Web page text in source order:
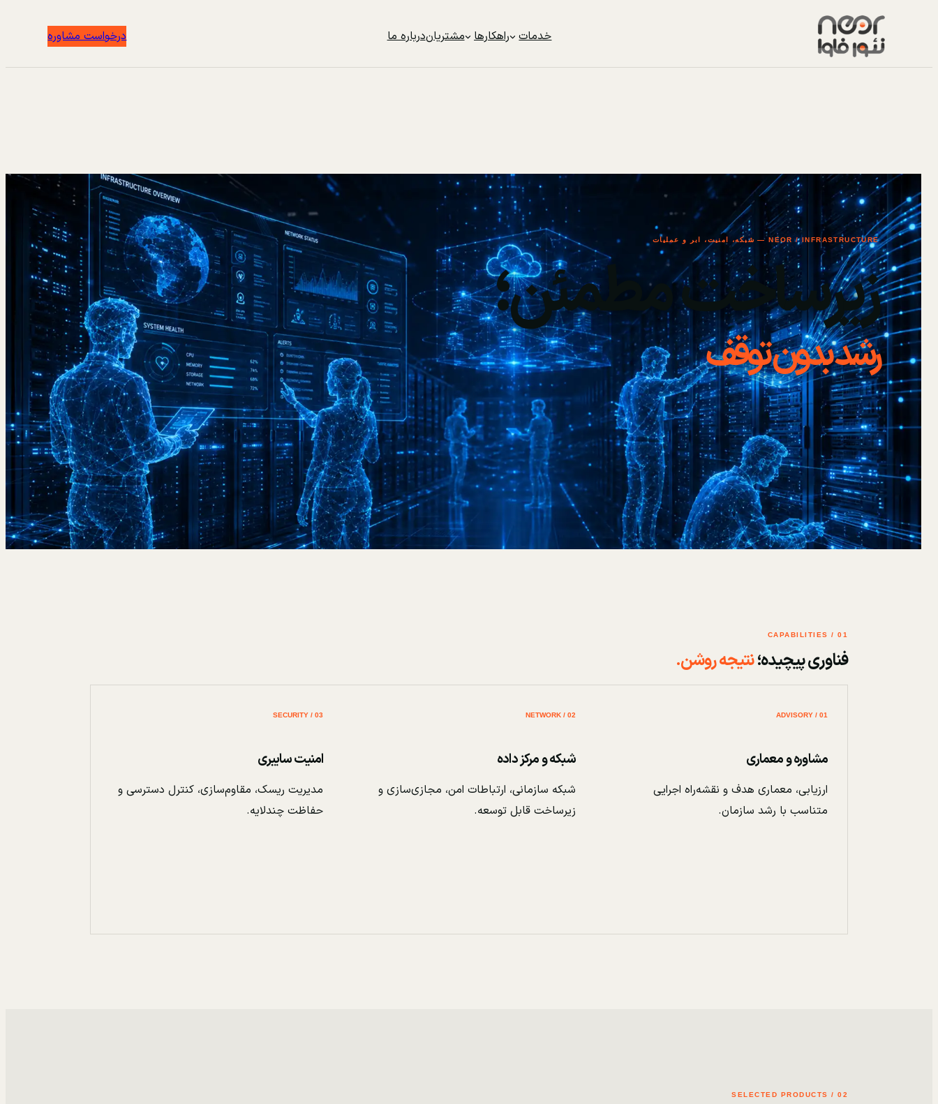
خدمات راهکارها مشتریاندرباره ما درخواست مشاوره
NEOR / INFRASTRUCTURE — شبکه، امنیت، ابر و عملیات
زیرساخت مطمئن؛
رشد بدون توقف
01 / CAPABILITIES
فناوری پیچیده؛نتیجه روشن.
01 / ADVISORY
مشاوره و معماری
ارزیابی، معماری هدف و نقشه‌راه اجرایی
متناسب با رشد سازمان.
02 / NETWORK
شبکه و مرکز داده
شبکه سازمانی، ارتباطات امن، مجازی‌سازی و
زیرساخت قابل توسعه.
03 / SECURITY
امنیت سایبری
مدیریت ریسک، مقاوم‌سازی، کنترل دسترسی و
حفاظت چندلایه.
02 / SELECTED PRODUCTS